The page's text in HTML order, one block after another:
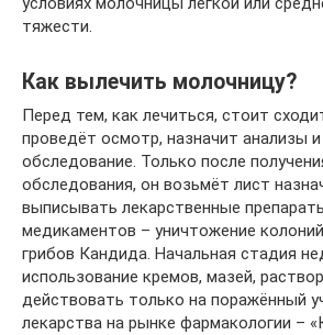
тяжести.
Как вылечить молочницу?
Перед тем, как лечиться, стоит
проведёт осмотр, назначит анализы
обследование. Только после
обследования, он возьмёт лист
выписывать лекарственные
медикаментов – уничтожение
грибов Кандида. Начальная стадия
использование кремов, мазей,
действовать только на поражённый
лекарства на рынке фармакологии –